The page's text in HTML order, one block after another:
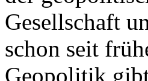
Gesellschaft
schon seit
Geopolitik